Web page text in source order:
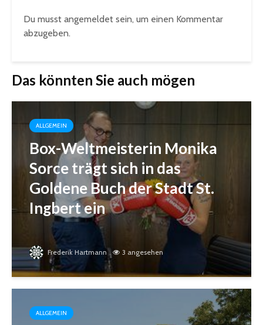
Du musst angemeldet sein, um einen Kommentar
abzugeben.
Das könnten Sie auch mögen
ALLGEMEIN
Box-Weltmeisterin Monika
Sorce trägt sich in das
Goldene Buch der Stadt St.
Ingbert ein
Frederik Hartmann 3 angesehen
ALLGEMEIN